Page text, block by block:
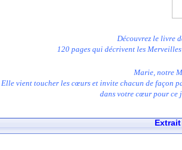
Découvrez le livre
120 pages qui décrivent les
Marie, notre
Elle vient toucher les cœurs et invite chacun de façon
dans votre cœur pour ce